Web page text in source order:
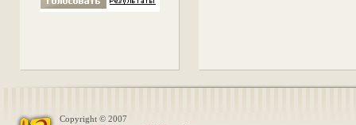
Copyright © 2007